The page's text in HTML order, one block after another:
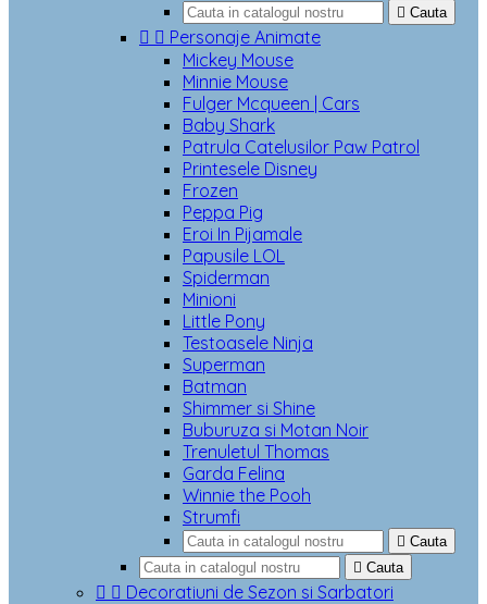
 Cauta
  Personaje Animate
Mickey Mouse
Minnie Mouse
Fulger Mcqueen | Cars
Baby Shark
Patrula Catelusilor Paw Patrol
Printesele Disney
Frozen
Peppa Pig
Eroi In Pijamale
Papusile LOL
Spiderman
Minioni
Little Pony
Testoasele Ninja
Superman
Batman
Shimmer si Shine
Buburuza si Motan Noir
Trenuletul Thomas
Garda Felina
Winnie the Pooh
Strumfi
 Cauta
 Cauta
  Decoratiuni de Sezon si Sarbatori